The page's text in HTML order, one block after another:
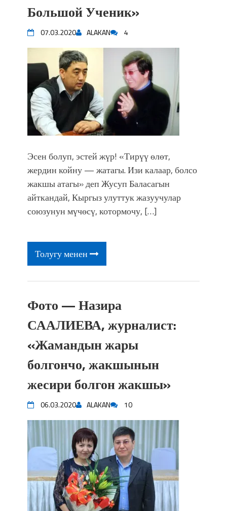
впечатляющим шоу музыкальных
Аида САЛЯНОВА: "Кыргыз шахмат
союзунун президенти болуп
шайланышым сыймык жана чоң
жоопкерчилик!"
Садыр ЖАПАРОВ: “Айтматовдой
адабият алпы чыгыш үчүн, улуу көч
уланышы үчүн журнал сөзсүз керек!”
“Китепкана түнγ-2026”: Психолог
Мээрим Мураталиева менен
Латын арибиндеги “Чабуул”... “Ала-
Тоо” журналынын тарыхы жана
редакторлору... (Тизме. Видео)
“КАРА КЕМПИР”: ҮМҮТТҮН
ТҮБӨЛҮК СИМВОЛУ
Кыргызстандагы эң ири музыкалуу
Park'ка 30 миң адам чогулду
Большой Ученик»
07.03.2020 ALAKAN 4
Эсен болуп, эстей жүр! «Тирүү өлөт,
жердин койну — жатагы. Изи калаар, болсо
жакшы атагы» деп Жусуп Баласагын
айткандай, Кыргыз улуттук жазуучулар
союзунун мүчөсү, котормочу, […]
Толугу менен
Фото — Назира
СААЛИЕВА, журналист:
«Жамандын жары
болгончо, жакшынын
жесири болгон жакшы»
06.03.2020 ALAKAN 10